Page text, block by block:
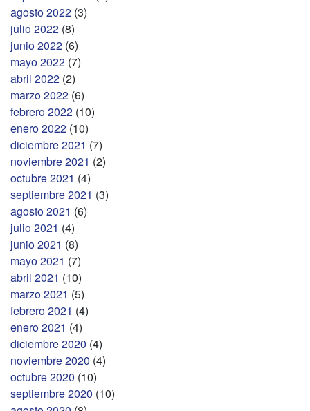
agosto 2022 (3)
julio 2022 (8)
junio 2022 (6)
mayo 2022 (7)
abril 2022 (2)
marzo 2022 (6)
febrero 2022 (10)
enero 2022 (10)
diciembre 2021 (7)
noviembre 2021 (2)
octubre 2021 (4)
septiembre 2021 (3)
agosto 2021 (6)
julio 2021 (4)
junio 2021 (8)
mayo 2021 (7)
abril 2021 (10)
marzo 2021 (5)
febrero 2021 (4)
enero 2021 (4)
diciembre 2020 (4)
noviembre 2020 (4)
octubre 2020 (10)
septiembre 2020 (10)